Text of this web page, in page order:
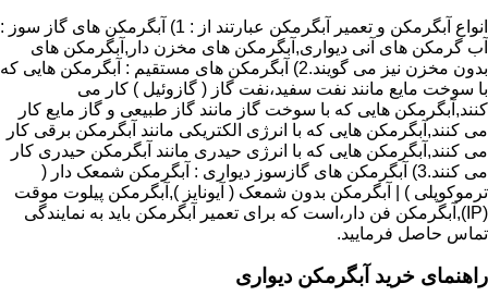
انواع آبگرمکن و تعمیر آبگرمکن عبارتند از : 1) آبگرمکن های گاز سوز :
آب گرمکن های آنی دیواری,آبگرمکن های مخزن دار,آبگرمکن های
بدون مخزن نیز می گویند.2) آبگرمکن های مستقیم : آبگرمکن هایی که
با سوخت مایع مانند نفت سفید،نفت گاز ( گازوئیل ) کار می
کنند,آبگرمکن هایی که با سوخت گاز مانند گاز طبیعی و گاز مایع کار
می کنند,آبگرمکن هایی که با انرژی الکتریکی مانند آبگرمکن برقی کار
می کنند,آبگرمکن هایی که با انرژی حیدری مانند آبگرمکن حیدری کار
می کنند.3) آبگرمکن های گازسوز دیواری : آبگرمکن شمعک دار (
ترموکوپلی ) | آبگرمکن بدون شمعک ( آیونایز ),آبگرمکن پیلوت موقت
(IP),آبگرمکن فن دار،است که برای تعمیر آبگرمکن باید به نمایندگی
تماس حاصل فرمایید.
راهنمای خرید آبگرمکن دیواری